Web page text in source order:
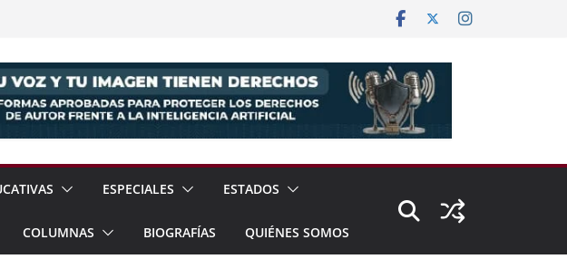
ESPECIALES ESTADOS
COLUMNAS BIOGRAFÍAS QUIÉNES SOMOS